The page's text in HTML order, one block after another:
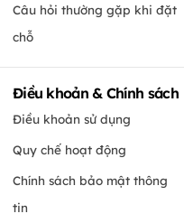
Câu hỏi thường gặp khi đặt
chỗ
Điều khoản & Chính sách
Điều khoản sử dụng
Quy chế hoạt động
Chính sách bảo mật thông
tin